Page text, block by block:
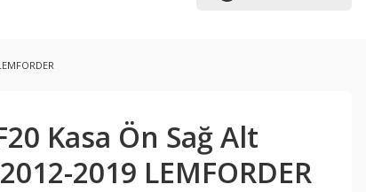
Kasa Ön Sağ Alt
2019 LEMFORDER